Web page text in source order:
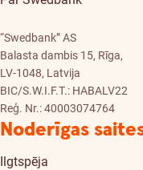
“Swedbank” AS
Balasta dambis 15, Rīga,
LV-1048, Latvija
BIC/S.W.I.F.T.: HABALV22
Reģ. Nr.: 40003074764
Noderīgas
Ilgtspēja